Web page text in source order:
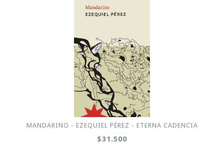
MANDARINO - EZEQUIEL PÉREZ - ETERNA CADENCIA
$31.500